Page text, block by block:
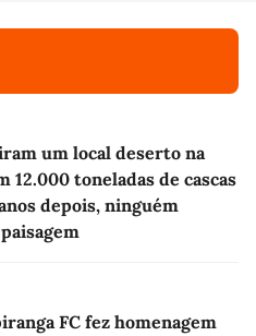
um local deserto na
12.000 toneladas de cascas
depois, ninguém
FC fez homenagem